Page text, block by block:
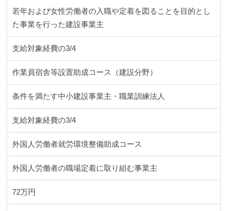
若年および女性労働者の入職や定着を図ることを目的とし
た事業を行った建設事業主
支給対象経費の3/4
作業員宿舎等設置助成コース（建設分野）
条件を満たす中小建設事業主・職業訓練法人
支給対象経費の3/4
外国人労働者就労環境整備助成コース
外国人労働者の職場定着に取り組む事業主
72万円